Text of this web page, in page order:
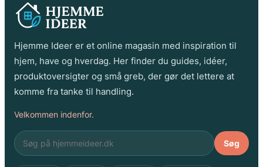
Hjemme Ideer er et online magasin med inspiration til
hjem, have og hverdag. Her finder du guides, idéer,
produktoversigter og små greb, der gør det lettere at
komme fra tanke til handling.
Velkommen indenfor.
Søg